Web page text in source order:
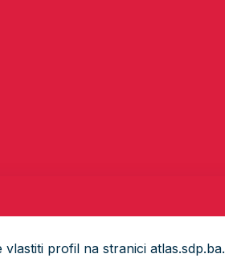
profil na stranici atlas.sdp.ba.